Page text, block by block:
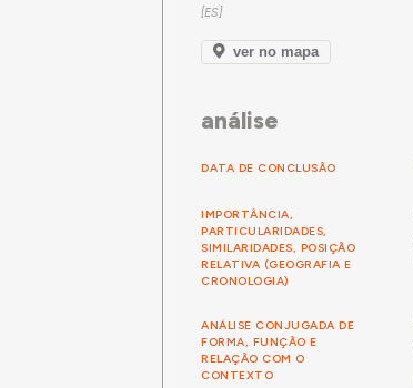
ver no mapa
análise
DATA DE CONCLUSÃO
IMPORTÂNCIA,
PARTICULARIDADES,
SIMILARIDADES, POSIÇÃO
RELATIVA (GEOGRAFIA E
CRONOLOGIA)
ANÁLISE CONJUGADA DE
FORMA, FUNÇÃO E
RELAÇÃO COM O
CONTEXTO